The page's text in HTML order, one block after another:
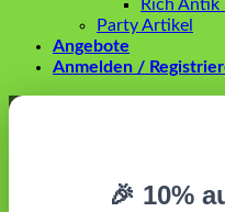
Rich
Party Artikel
Angebote
Anmelden /
🎉 10%
Anmelden